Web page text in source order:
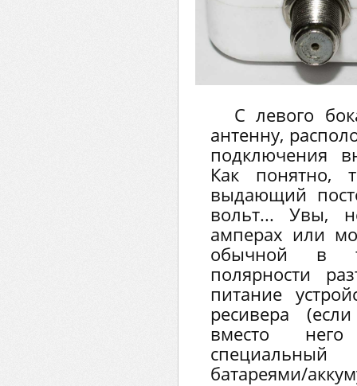
С левого
антенну,
подключения
Как понятно,
выдающий
вольт... Увы,
амперах или
обычной в
полярности
питание
ресивера
вместо
батареями/